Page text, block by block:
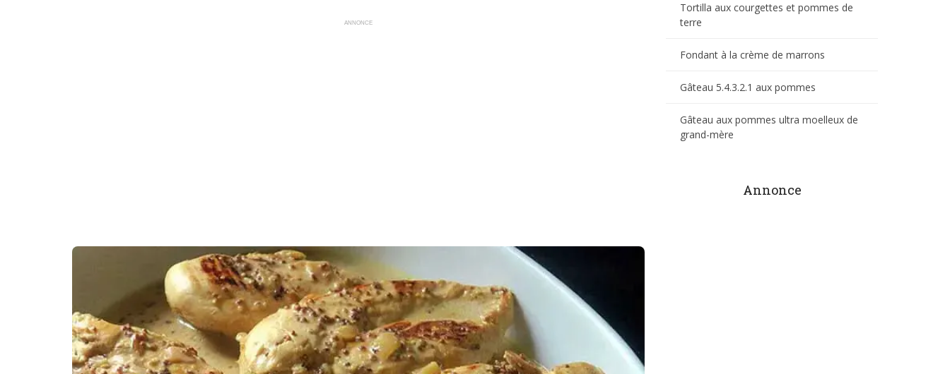
ANNONCE
Tortilla aux courgettes et pommes de
terre
Fondant à la crème de marrons
Gâteau 5.4.3.2.1 aux pommes
Gâteau aux pommes ultra moelleux de
grand-mère
Annonce